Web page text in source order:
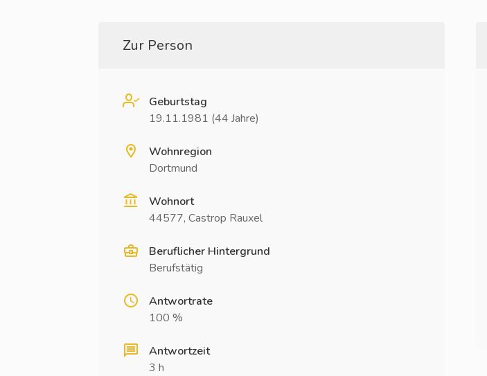
Zur Person
Geburtstag
19.11.1981 (44 Jahre)
Wohnregion
Dortmund
Wohnort
44577, Castrop Rauxel
Beruflicher Hintergrund
Berufstätig
Antwortrate
100 %
Antwortzeit
3 h